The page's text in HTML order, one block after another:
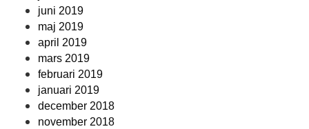
juni 2019
maj 2019
april 2019
mars 2019
februari 2019
januari 2019
december 2018
november 2018